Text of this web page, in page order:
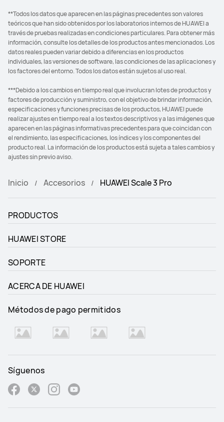
**Todos los datos que aparecen en las páginas precedentes son valores
teóricos que han sido obtenidos por los laboratorios internos de HUAWEI a
través de pruebas realizadas en condiciones particulares. Para obtener más
información, consulte los detalles de los productos antes mencionados. Los
datos reales pueden variar debido a diferencias en los productos
individuales, las versiones de software, las condiciones de las aplicaciones y
los factores del entorno. Todos los datos están sujetos al uso real.
***Debido a los cambios en tiempo real que involucran lotes de productos y
factores de producción y suministro, con el objetivo de brindar información,
especificaciones y funciones precisas de los productos, HUAWEI puede
realizar ajustes en tiempo real a los textos descriptivos y a las imágenes que
aparecen en las páginas informativas precedentes para que coincidan con
el rendimiento, las especificaciones, los índices y los componentes del
producto real. La información de los productos está sujeta a tales cambios y
ajustes sin previo aviso.
Inicio Accesorios HUAWEI Scale 3 Pro
PRODUCTOS
HUAWEI STORE
SOPORTE
ACERCA DE HUAWEI
Métodos de pago permitidos
Síguenos